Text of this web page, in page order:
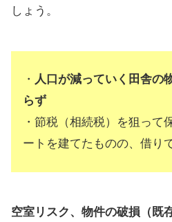
しょう。
・ 人口が減っていく田舎の
らず
・節税（相続税）を狙って
ートを建てたものの、借り
空室リスク、物件の破損（既